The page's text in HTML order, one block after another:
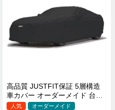
高品質 JUSTFIT保証 5層構造
車カバー オーダーメイド 台風
対策 裏起毛 防水 耐久性 傷保護
人気
オーダーメイド